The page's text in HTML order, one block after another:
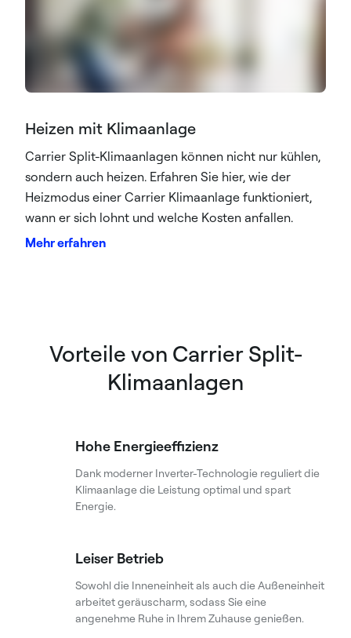
Heizen mit Klimaanlage
Carrier Split-Klimaanlagen können nicht nur kühlen,
sondern auch heizen. Erfahren Sie hier, wie der
Heizmodus einer Carrier Klimaanlage funktioniert,
wann er sich lohnt und welche Kosten anfallen.
Mehr erfahren
Vorteile von Carrier Split-
Klimaanlagen
Hohe Energieeffizienz
Dank moderner Inverter-Technologie reguliert die
Klimaanlage die Leistung optimal und spart
Energie.
Leiser Betrieb
Sowohl die Inneneinheit als auch die Außeneinheit
arbeitet geräuscharm, sodass Sie eine
angenehme Ruhe in Ihrem Zuhause genießen.